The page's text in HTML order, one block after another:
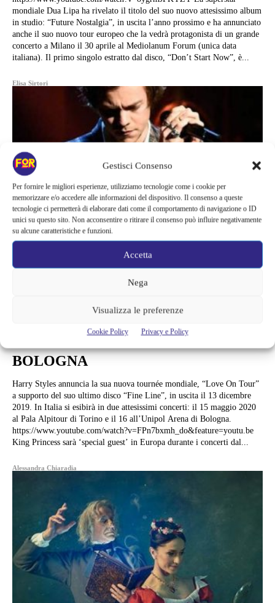
Gestisci Consenso
Per fornire le migliori esperienze, utilizziamo tecnologie come i cookie per
memorizzare e/o accedere alle informazioni del dispositivo. Il consenso a queste
tecnologie ci permetterà di elaborare dati come il comportamento di navigazione o ID
unici su questo sito. Non acconsentire o ritirare il consenso può influire negativamente
su alcune caratteristiche e funzioni.
Accetta
Nega
Visualizza le preferenze
Cookie Policy Privacy e Policy
mondiale Dua Lipa ha rivelato il titolo del suo nuovo attesissimo album
in studio: “Future Nostalgia”, in uscita l’anno prossimo e ha annunciato
anche il suo nuovo tour europeo che la vedrà protagonista di un grande
concerto a Milano il 30 aprile al Mediolanum Forum (unica data
italiana). Il primo singolo estratto dal disco, “Don’t Start Now”, è...
Elisa Sirtori
HARRY STYLES CON “LOVE ON
BOLOGNA
Harry Styles annuncia la sua nuova tournée mondiale, “Love On Tour”
a supporto del suo ultimo disco “Fine Line”, in uscita il 13 dicembre
2019. In Italia si esibirà in due attesissimi concerti: il 15 maggio 2020
al Pala Alpitour di Torino e il 16 all’Unipol Arena di Bologna.
https://www.youtube.com/watch?v=FPn7bxmh_do&feature=youtu.be
King Princess sarà ‘special guest’ in Europa durante i concerti dal...
Alessandra Chiaradia